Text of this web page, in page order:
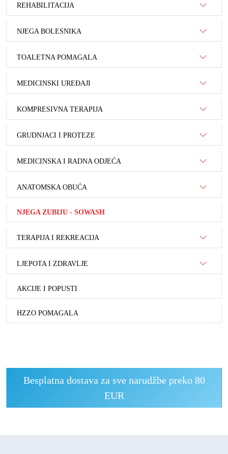
REHABILITACIJA
NJEGA BOLESNIKA
TOALETNA POMAGALA
MEDICINSKI UREĐAJI
KOMPRESIVNA TERAPIJA
GRUDNJACI I PROTEZE
MEDICINSKA I RADNA ODJEĆA
ANATOMSKA OBUĆA
NJEGA ZUBIJU - SOWASH
TERAPIJA I REKREACIJA
LJEPOTA I ZDRAVLJE
AKCIJE I POPUSTI
HZZO POMAGALA
Besplatna dostava za sve narudžbe preko 80
EUR